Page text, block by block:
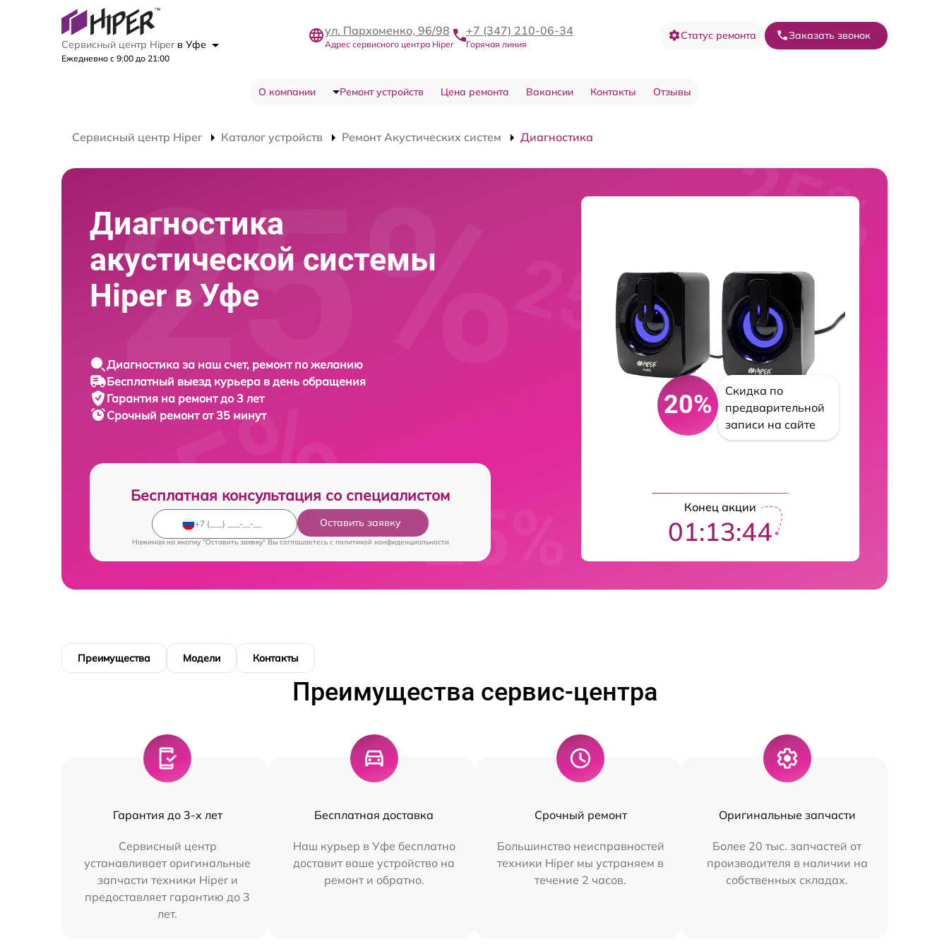
Сервисный центр Hiper в Уфе
Ежедневно с 9:00 до 21:00
ул. Пархоменко, 96/98
Адрес сервисного центра Hiper
+7 (347) 210-06-34
Горячая линия
Статус ремонта Заказать звонок
О компании Ремонт устройств Цена ремонта Вакансии Контакты Отзывы
Сервисный центр Hiper Каталог устройств Ремонт Акустических систем Диагностика
Диагностика
акустической системы
Hiper в Уфе
Диагностика за наш счет, ремонт по желанию
Бесплатный выезд курьера в день обращения
Гарантия на ремонт до 3 лет
Срочный ремонт от 35 минут
Бесплатная консультация со специалистом
Оставить заявку
Нажимая на кнопку "Оставить заявку" Вы соглашаетесь c политикой конфиденциальности
20%
Скидка по
предварительной
записи на сайте
Конец акции
01:13:43
Преимущества Модели Контакты
Преимущества сервис-центра
Гарантия до 3-х лет
Сервисный центр
устанавливает оригинальные
запчасти техники Hiper и
предоставляет гарантию до 3
лет.
Бесплатная доставка
Наш курьер в Уфе бесплатно
доставит ваше устройство на
ремонт и обратно.
Срочный ремонт
Большинство неисправностей
техники Hiper мы устраняем в
течение 2 часов.
Оригинальные запчасти
Более 20 тыс. запчастей от
производителя в наличии на
собственных складах.